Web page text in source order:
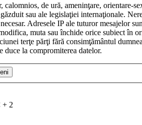
de ură, ameninţare,
sau ale legislaţiei internaţionale.
Adresele IP ale tuturor mesajelor
muta sau închide orice subiect
terţe părţi fără consimţământul
duce la compromiterea datelor.
+ 2